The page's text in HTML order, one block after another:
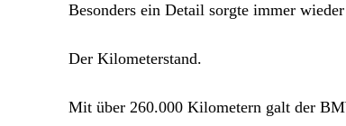
Besonders ein Detail sorgte immer
Der Kilometerstand.
Mit über 260.000 Kilometern galt der